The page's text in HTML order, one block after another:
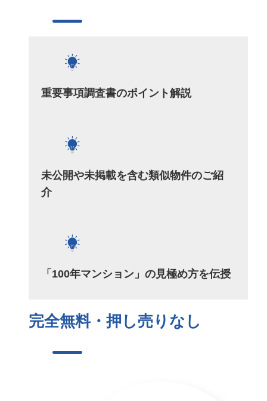
重要事項調査書のポイント解説
未公開や未掲載を含む類似物件のご紹
介
「100年マンション」の見極め方を伝授
完全無料・押し売りなし